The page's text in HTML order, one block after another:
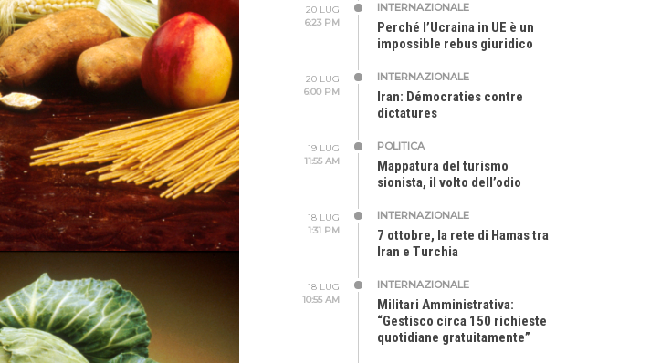
20 LUG
6:23 PM
INTERNAZIONALE
Perché l’Ucraina in UE è un
impossible rebus giuridico
20 LUG
6:00 PM
INTERNAZIONALE
Iran: Démocraties contre
dictatures
19 LUG
11:55 AM
POLITICA
Mappatura del turismo
sionista, il volto dell’odio
18 LUG
1:31 PM
INTERNAZIONALE
7 ottobre, la rete di Hamas tra
Iran e Turchia
18 LUG
10:55 AM
INTERNAZIONALE
Militari Amministrativa:
“Gestisco circa 150 richieste
quotidiane gratuitamente”